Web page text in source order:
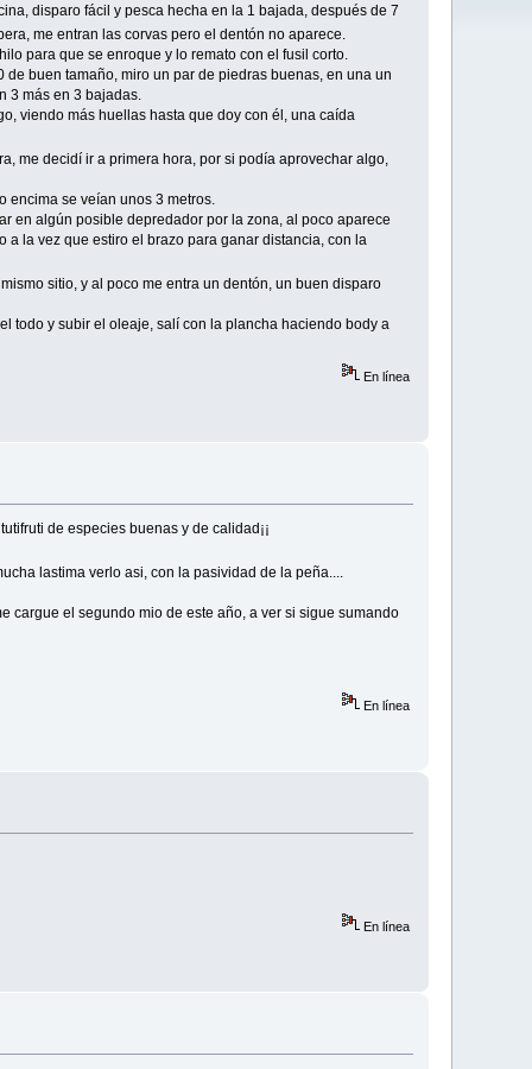
disparo fácil y pesca hecha en la 1 bajada, después de 7
me entran las corvas pero el dentón no aparece.
para que se enroque y lo remato con el fusil corto.
buen tamaño, miro un par de piedras buenas, en una un
3 más en 3 bajadas.
viendo más huellas hasta que doy con él, una caída
me decidí ir a primera hora, por si podía aprovechar algo,
encima se veían unos 3 metros.
en algún posible depredador por la zona, al poco aparece
la vez que estiro el brazo para ganar distancia, con la
sitio, y al poco me entra un dentón, un buen disparo
todo y subir el oleaje, salí con la plancha haciendo body a
En línea
de especies buenas y de calidad¡¡
lastima verlo asi, con la pasividad de la peña....
cargue el segundo mio de este año, a ver si sigue sumando
En línea
En línea